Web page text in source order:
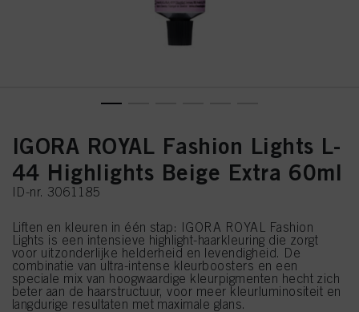
IGORA ROYAL Fashion Lights L-
44 Highlights Beige Extra 60ml
ID-nr. 3061185
Liften en kleuren in één stap: IGORA ROYAL Fashion
Lights is een intensieve highlight-haarkleuring die zorgt
voor uitzonderlijke helderheid en levendigheid. De
combinatie van ultra-intense kleurboosters en een
speciale mix van hoogwaardige kleurpigmenten hecht zich
beter aan de haarstructuur, voor meer kleurluminositeit en
langdurige resultaten met maximale glans.